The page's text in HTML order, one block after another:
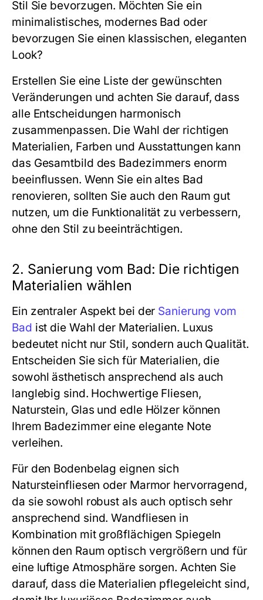
Stil Sie bevorzugen. Möchten Sie ein
minimalistisches, modernes Bad oder
bevorzugen Sie einen klassischen, eleganten
Look?
Erstellen Sie eine Liste der gewünschten
Veränderungen und achten Sie darauf, dass
alle Entscheidungen harmonisch
zusammenpassen. Die Wahl der richtigen
Materialien, Farben und Ausstattungen kann
das Gesamtbild des Badezimmers enorm
beeinflussen. Wenn Sie ein altes Bad
renovieren, sollten Sie auch den Raum gut
nutzen, um die Funktionalität zu verbessern,
ohne den Stil zu beeinträchtigen.
2. Sanierung vom Bad: Die richtigen
Materialien wählen
Ein zentraler Aspekt bei der Sanierung vom
Bad ist die Wahl der Materialien. Luxus
bedeutet nicht nur Stil, sondern auch Qualität.
Entscheiden Sie sich für Materialien, die
sowohl ästhetisch ansprechend als auch
langlebig sind. Hochwertige Fliesen,
Naturstein, Glas und edle Hölzer können
Ihrem Badezimmer eine elegante Note
verleihen.
Für den Bodenbelag eignen sich
Natursteinfliesen oder Marmor hervorragend,
da sie sowohl robust als auch optisch sehr
ansprechend sind. Wandfliesen in
Kombination mit großflächigen Spiegeln
können den Raum optisch vergrößern und für
eine luftige Atmosphäre sorgen. Achten Sie
darauf, dass die Materialien pflegeleicht sind,